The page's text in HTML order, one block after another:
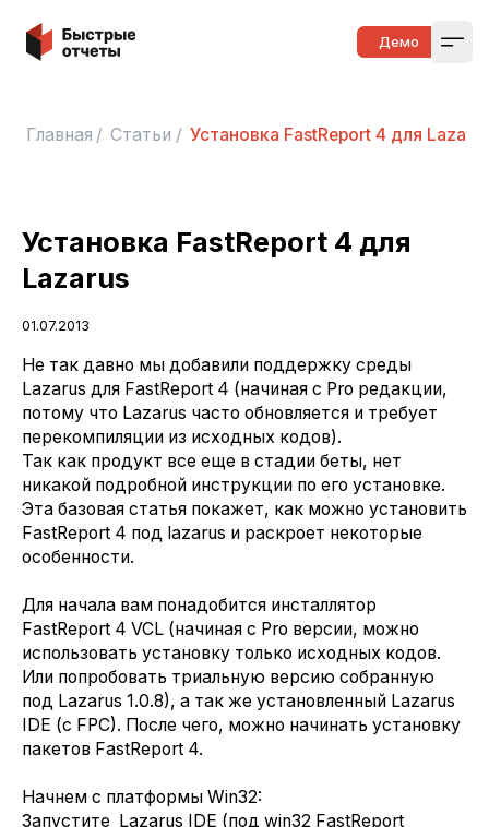
Быстрые отчеты Демо
Главная / Статьи / Установка FastReport 4 для
Установка FastReport 4 для
Lazarus
01.07.2013
Не так давно мы добавили поддержку среды
Lazarus для FastReport 4 (начиная с Pro редакции,
потому что Lazarus часто обновляется и требует
перекомпиляции из исходных кодов).
Так как продукт все еще в стадии беты, нет
никакой подробной инструкции по его установке.
Эта базовая статья покажет, как можно установить
FastReport 4 под lazarus и раскроет некоторые
особенности.
Для начала вам понадобится инсталлятор
FastReport 4 VCL (начиная с Pro версии, можно
использовать установку только исходных кодов.
Или попробовать триальную версию собранную
под Lazarus 1.0.8), а так же установленный Lazarus
IDE (с FPC). После чего, можно начинать установку
пакетов FastReport 4.
Начнем с платформы Win32:
Запустите Lazarus IDE (под win32 FastReport